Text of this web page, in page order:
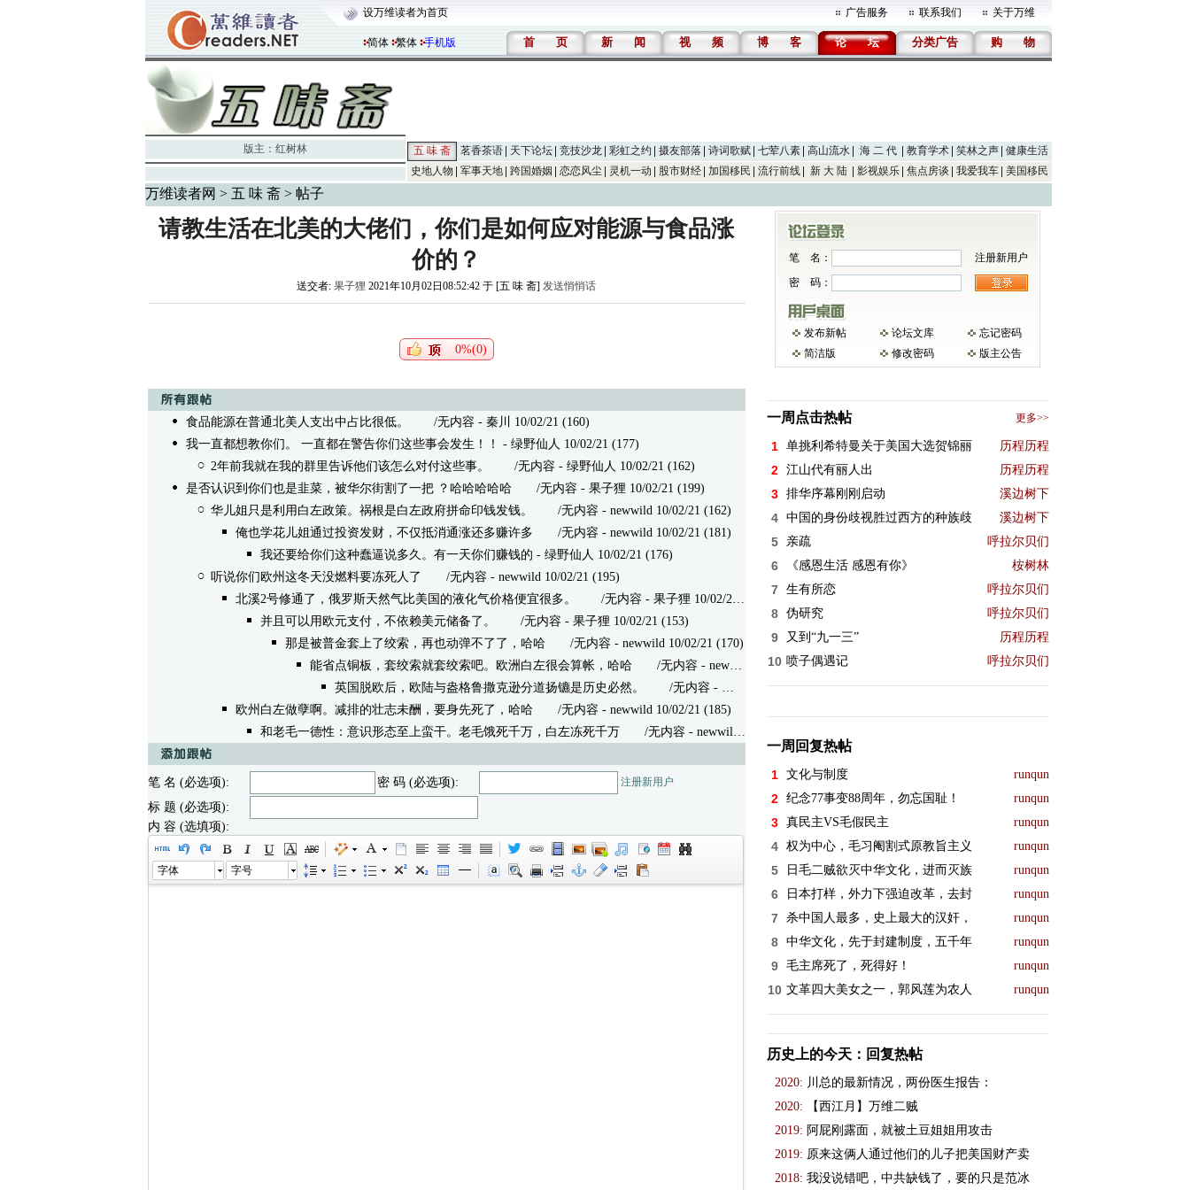
设万维读者为首页 广告服务 联系我们 关于万维
简体 繁体 手机版 首 页 新 闻 视 频 博 客 论 坛 分类广告 购 物
版主： 红树林 五 味 斋 茗香茶语 天下论坛 竞技沙龙 彩虹之约 摄友部落 诗词歌赋 七荤八素 高山流水 海 二 代 教育学术 笑林之声
健康生活
史地人物
军事天地 跨国婚姻 恋恋风尘 灵机一动 股市财经 加国移民 流行前线 新 大 陆 影视娱乐 焦点房谈 我爱我车 美国移民
万维读者网 > 五 味 斋> 帖子
请教生活在北美的大佬们，你们是如何应对能源与食品涨
价的？
送交者: 果子狸 2021年10月02日08:52:42 于 [五 味 斋] 发送悄悄话
0%(0)
食品能源在普通北美人支出中占比很低。
/无内容 - 秦川 10/02/21 (160)
我一直都想教你们。 一直都在警告你们这些事会发生！！
- 绿野仙人 10/02/21 (177)
2年前我就在我的群里告诉他们该怎么对付这些事。
/无内容 - 绿野仙人 10/02/21 (162)
是否认识到你们也是韭菜，被华尔街割了一把 ？哈哈哈哈哈/无内容 - 果子狸 10/02/21 (199)
华儿姐只是利用白左政策。祸根是白左政府拼命印钱发钱。
/无内容 - newwild 10/02/21 (162)
俺也学花儿姐通过投资发财，不仅抵消通涨还多赚许多 /无内容 - newwild 10/02/21 (181)
我还要给你们这种蠢逼说多久。有一天你们赚钱的 - 绿野仙人 10/02/21 (176)
听说你们欧州这冬天没燃料要冻死人了 /无内容 - newwild 10/02/21 (195)
北溪2号修通了，俄罗斯天然气比美国的液化气价格便宜很多。
/无内容 - 果子狸 10/02/21 (183)
并且可以用欧元支付，不依赖美元储备了。
/无内容 - 果子狸 10/02/21 (153)
那是被普金套上了绞索，再也动弹不了了，哈哈/无内容 - newwild 10/02/21 (170)
能省点铜板，套绞索就套绞索吧。欧洲白左很会算帐，哈哈/无内容 - newwild 10/02/21 (173)
英国脱欧后，欧陆与盎格鲁撒克逊分道扬镳是历史必然。
/无内容 - 果子狸 10/02/21 (176)
欧州白左做孽啊。减排的壮志未酬，要身先死了，哈哈/无内容 - newwild 10/02/21 (185)
和老毛一德性：意识形态至上蛮干。老毛饿死千万，白左冻死千万/无内容 - newwild 10/02/21 (171)
笔 名 (必选项): 密 码 (必选项): 注册新用户
标 题 (必选项):
内 容 (选填项):
字体 字号
笔 名：
注册新用户
密 码：
发布新帖 论坛文库
忘记密码
简洁版
修改密码 版主公告
一周点击热帖 更多>>
1 单挑利希特曼关于美国大选贺锦丽 历程历程
2 江山代有丽人出 历程历程
3 排华序幕刚刚启动 溪边树下
4 中国的身份歧视胜过西方的种族歧 溪边树下
5 亲疏 呼拉尔贝们
6 《感恩生活 感恩有你》 桉树林
7 生有所恋 呼拉尔贝们
8 伪研究 呼拉尔贝们
9 又到“九一三” 历程历程
10 喷子偶遇记 呼拉尔贝们
一周回复热帖
1 文化与制度 runqun
2 纪念77事变88周年，勿忘国耻！ runqun
3 真民主VS毛假民主 runqun
4 权为中心，毛习阉割式原教旨主义 runqun
5 日毛二贼欲灭中华文化，进而灭族 runqun
6 日本打样，外力下强迫改革，去封 runqun
7 杀中国人最多，史上最大的汉奸， runqun
8 中华文化，先于封建制度，五千年 runqun
9 毛主席死了，死得好！ runqun
10 文革四大美女之一，郭风莲为农人 runqun
历史上的今天：回复热帖
2020: 川总的最新情况，两份医生报告：
2020:
【西江月】万维二贼
2019: 阿屁刚露面，就被土豆姐姐用攻击
2019: 原来这俩人通过他们的儿子把美国财产卖
2018: 我没说错吧，中共缺钱了，要的只是范冰